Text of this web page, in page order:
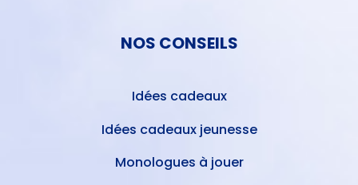
NOS CONSEILS
Idées cadeaux
Idées cadeaux jeunesse
Monologues à jouer